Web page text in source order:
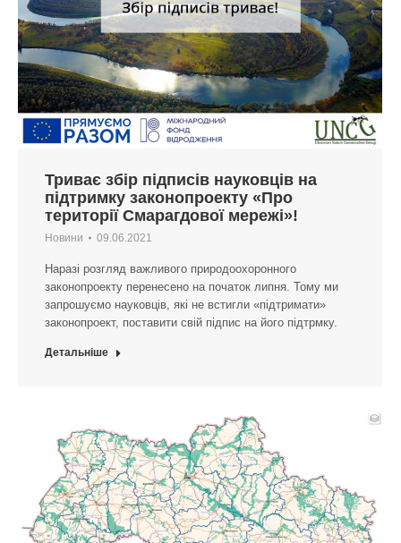
Триває збір підписів науковців на
підтримку законопроекту «Про
території Смарагдової мережі»!
Новини 09.06.2021
Наразі розгляд важливого природоохоронного
законопроекту перенесено на початок липня. Тому ми
запрошуємо науковців, які не встигли «підтримати»
законопроект, поставити свій підпис на його підтрмку.
Детальніше